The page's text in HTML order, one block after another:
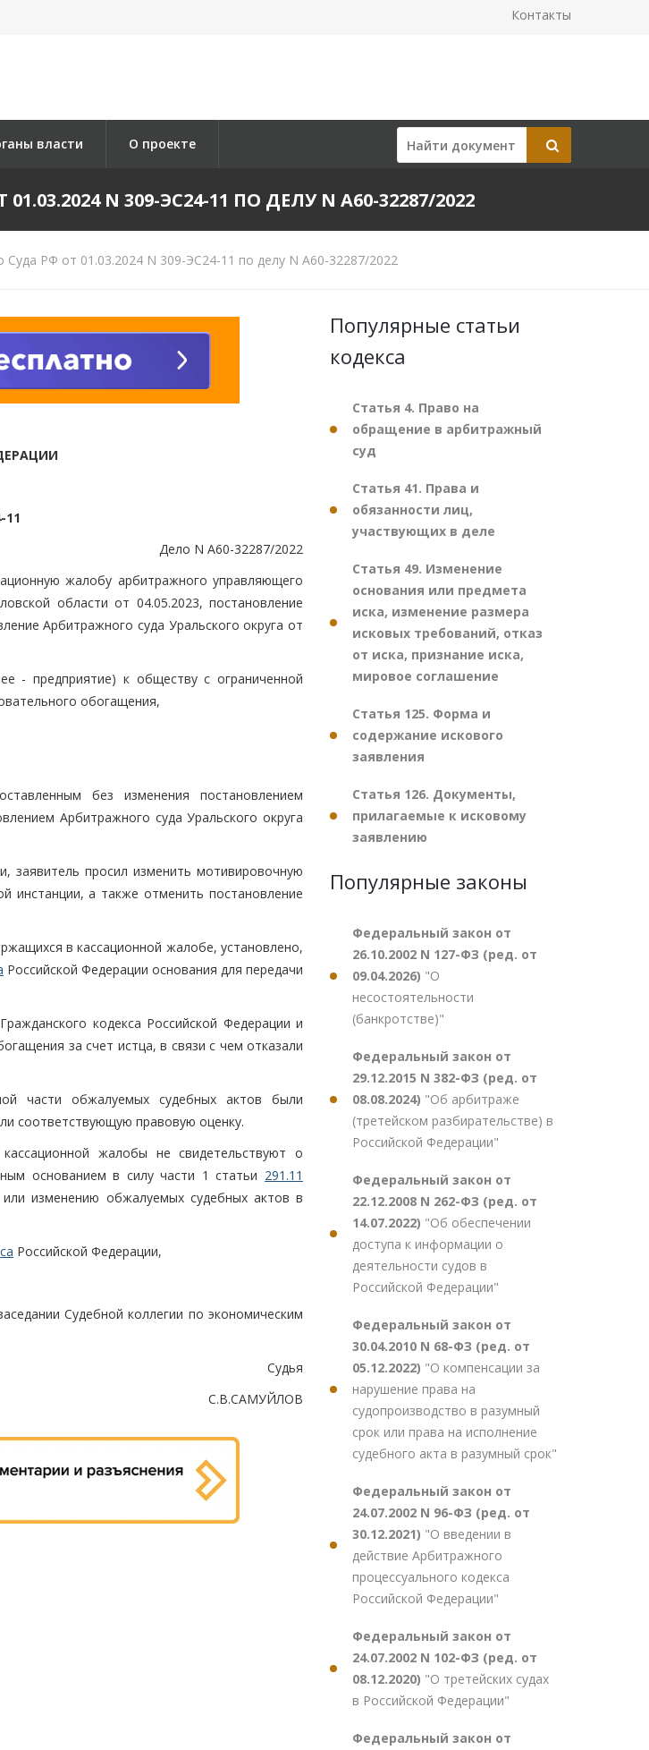
Контакты
власти О проекте
N 309-ЭС24-11 ПО ДЕЛУ N А60-32287/2022
РФ от 01.03.2024 N 309-ЭС24-11 по делу N А60-32287/2022
11
Дело N А60-32287/2022
жалобу арбитражного управляющего
области от 04.05.2023, постановление
Арбитражного суда Уральского округа от
- предприятие) к обществу с ограниченной
обогащения,
без изменения постановлением
Арбитражного суда Уральского округа
заявитель просил изменить мотивировочную
инстанции, а также отменить постановление
в кассационной жалобе, установлено,
Российской Федерации основания для передачи
кодекса Российской Федерации и
за счет истца, в связи с чем отказали
части обжалуемых судебных актов были
соответствующую правовую оценку.
жалобы не свидетельствуют о
основанием в силу части 1 статьи 291.11
изменению обжалуемых судебных актов в
Российской Федерации,
Судебной коллегии по экономическим
Судья
С.В.САМУЙЛОВ
Популярные статьи
кодекса
Статья 4. Право на
обращение в арбитражный
суд
Статья 41. Права и
обязанности лиц,
участвующих в деле
Статья 49. Изменение
основания или предмета
иска, изменение размера
исковых требований, отказ
от иска, признание иска,
мировое соглашение
Статья 125. Форма и
содержание искового
заявления
Статья 126. Документы,
прилагаемые к исковому
заявлению
Популярные законы
Федеральный закон от
26.10.2002 N 127-ФЗ (ред. от
09.04.2026) "О
несостоятельности
(банкротстве)"
Федеральный закон от
29.12.2015 N 382-ФЗ (ред. от
08.08.2024) "Об арбитраже
(третейском разбирательстве) в
Российской Федерации"
Федеральный закон от
22.12.2008 N 262-ФЗ (ред. от
14.07.2022) "Об обеспечении
доступа к информации о
деятельности судов в
Российской Федерации"
Федеральный закон от
30.04.2010 N 68-ФЗ (ред. от
05.12.2022) "О компенсации за
нарушение права на
судопроизводство в разумный
срок или права на исполнение
судебного акта в разумный срок"
Федеральный закон от
24.07.2002 N 96-ФЗ (ред. от
30.12.2021) "О введении в
действие Арбитражного
процессуального кодекса
Российской Федерации"
Федеральный закон от
24.07.2002 N 102-ФЗ (ред. от
08.12.2020) "О третейских судах
в Российской Федерации"
Федеральный закон от